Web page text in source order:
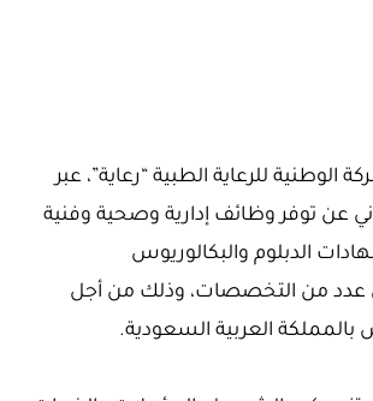
الوطنية للرعاية الطبية “رعاية”، عبر
عن توفر وظائف إدارية وصحية وفنية
الدبلوم والبكالوريوس
عدد من التخصصات، وذلك من أجل
بالمملكة العربية السعودية.